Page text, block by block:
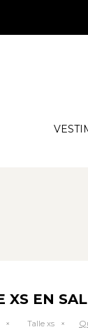
XS EN
Talle xs